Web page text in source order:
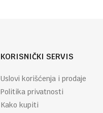
KORISNIČKI SERVIS
Uslovi korišćenja i prodaje
Politika privatnosti
Kako kupiti